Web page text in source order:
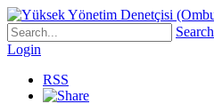
Search
Login
RSS